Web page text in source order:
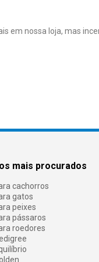
em nossa loja, mas
mais procurados
cachorros
gatos
peixes
pássaros
roedores